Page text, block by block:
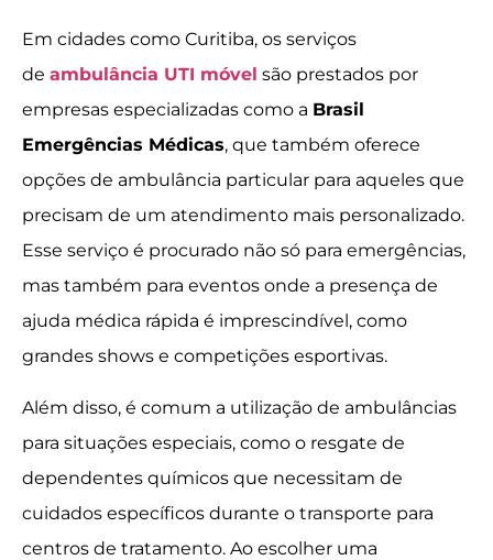
Em cidades como Curitiba, os serviços
de ambulância UTI móvel são prestados por
empresas especializadas como a Brasil
Emergências Médicas, que também oferece
opções de ambulância particular para aqueles que
precisam de um atendimento mais personalizado.
Esse serviço é procurado não só para emergências,
mas também para eventos onde a presença de
ajuda médica rápida é imprescindível, como
grandes shows e competições esportivas.
Além disso, é comum a utilização de ambulâncias
para situações especiais, como o resgate de
dependentes químicos que necessitam de
cuidados específicos durante o transporte para
centros de tratamento. Ao escolher uma